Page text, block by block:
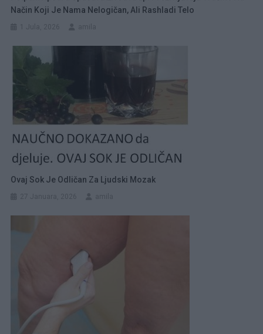
Način Koji Je Nama Nelogičan, Ali Rashladi Telo
Ovaj Sok Je Odličan Za Ljudski Mozak